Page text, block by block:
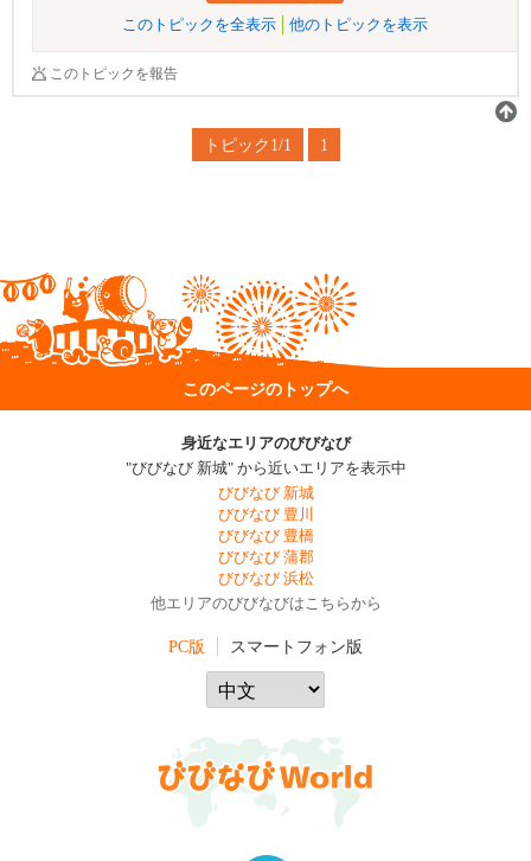
このトピックを全表示 他のトピックを表示
このトピックを報告
トピック1/1 1
このページのトップへ
身近なエリアのびびなび
"びびなび 新城" から近いエリアを表示中
びびなび 新城
びびなび 豊川
びびなび 豊橋
びびなび 蒲郡
びびなび 浜松
他エリアのびびなびはこちらから
PC版 スマートフォン版